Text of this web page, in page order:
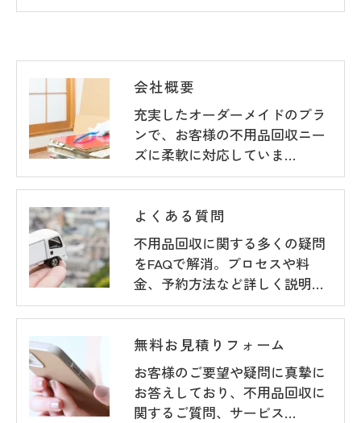
会社概要
充実したオーダーメイドのプラ
ンで、お客様の不用品回収ニー
ズに柔軟に対応していま…
よくある質問
不用品回収に関する多くの疑問
をFAQで解消。プロセスや料
金、予約方法など詳しく説明…
無料お見積りフォーム
お客様のご要望や疑問に真摯に
お答えしており、不用品回収に
関するご質問、サービス…